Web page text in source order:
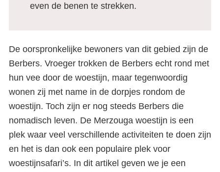
even de benen te strekken.
De oorspronkelijke bewoners van dit gebied zijn de
Berbers. Vroeger trokken de Berbers echt rond met
hun vee door de woestijn, maar tegenwoordig
wonen zij met name in de dorpjes rondom de
woestijn. Toch zijn er nog steeds Berbers die
nomadisch leven. De Merzouga woestijn is een
plek waar veel verschillende activiteiten te doen zijn
en het is dan ook een populaire plek voor
woestijnsafari’s. In dit artikel geven we je een